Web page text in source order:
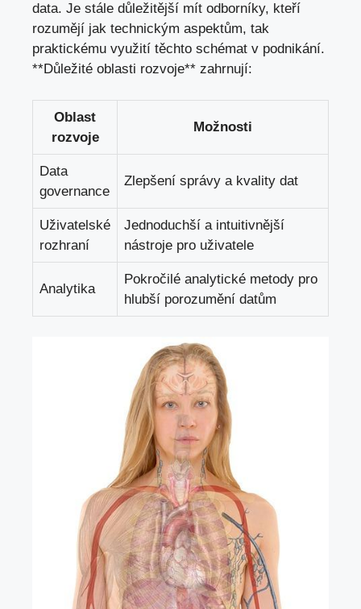
data. Je stále důležitější mít odborníky, kteří
rozumějí jak technickým aspektům, ‌tak
praktickému využití těchto schémat v podnikání.⁤
**Důležité oblasti rozvoje** zahrnují:
Oblast
rozvoje
Možnosti
Data
governance
Zlepšení správy a kvality dat
Uživatelské
⁤rozhraní
Jednoduchší‍ a intuitivnější
nástroje ⁣pro uživatele
Analytika
Pokročilé analytické​ metody pro
hlubší porozumění datům